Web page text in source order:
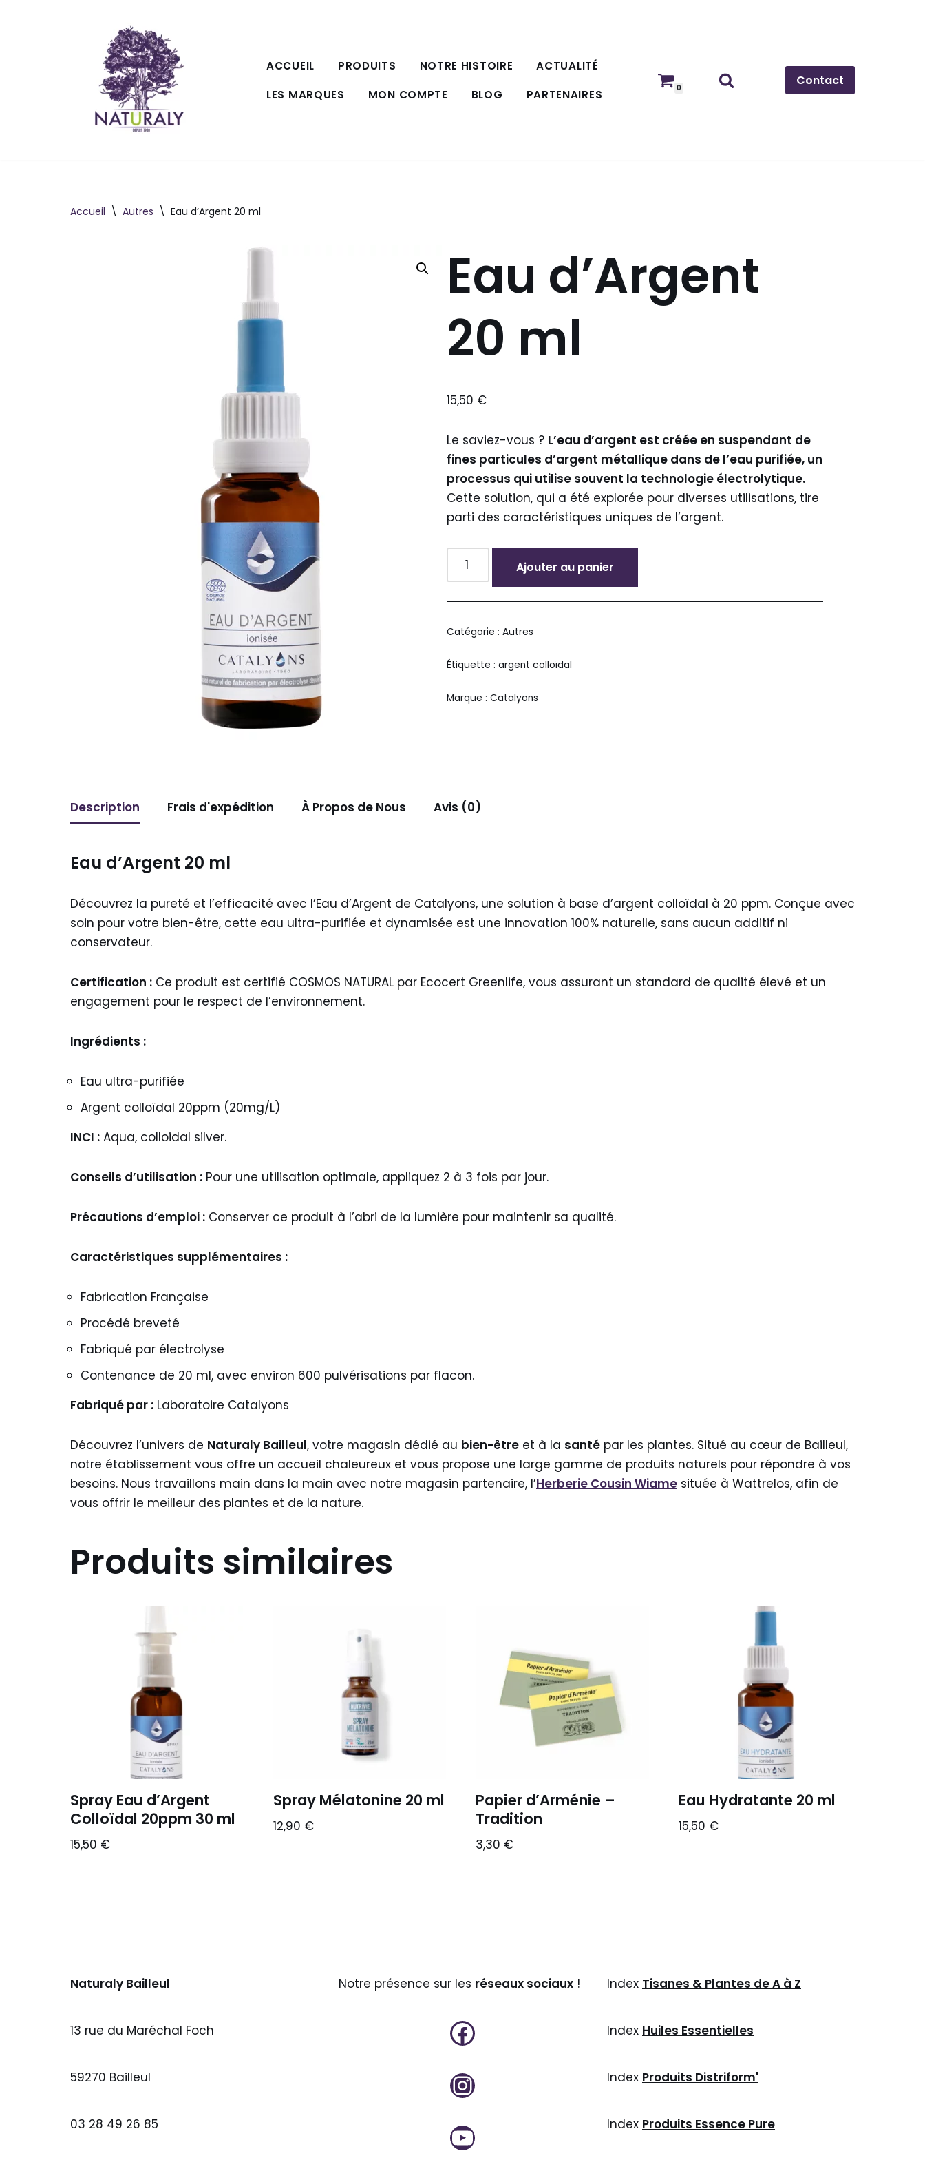
ACCUEIL PRODUITS NOTRE HISTOIRE
ACTUALITÉ
LES MARQUES
MON COMPTE BLOG PARTENAIRES 0 Contact
Accueil \ Autres \ Eau d’Argent 20 ml
Eau d’Argent
20 ml
15,50 €
Le saviez-vous ? L’eau d’argent est créée en suspendant de
fines particules d’argent métallique dans de l’eau purifiée, un
processus qui utilise souvent la technologie électrolytique.
Cette solution, qui a été explorée pour diverses utilisations, tire
parti des caractéristiques uniques de l’argent.
Ajouter au panier
Alternative:
Catégorie :Autres
Étiquette :argent colloïdal
Marque :Catalyons
Description Frais d'expédition À Propos de Nous Avis (0)
Eau d’Argent 20 ml
Découvrez la pureté et l’efficacité avec l’Eau d’Argent de Catalyons, une solution à base d’argent colloïdal à 20 ppm. Conçue avec
soin pour votre bien-être, cette eau ultra-purifiée et dynamisée est une innovation 100% naturelle, sans aucun additif ni
conservateur.
Certification : Ce produit est certifié COSMOS NATURAL par Ecocert Greenlife, vous assurant un standard de qualité élevé et un
engagement pour le respect de l’environnement.
Ingrédients :
Eau ultra-purifiée
Argent colloïdal 20ppm (20mg/L)
INCI : Aqua, colloidal silver.
Conseils d’utilisation : Pour une utilisation optimale, appliquez 2 à 3 fois par jour.
Précautions d’emploi : Conserver ce produit à l’abri de la lumière pour maintenir sa qualité.
Caractéristiques supplémentaires :
Fabrication Française
Procédé breveté
Fabriqué par électrolyse
Contenance de 20 ml, avec environ 600 pulvérisations par flacon.
Fabriqué par : Laboratoire Catalyons
Découvrez l’univers de Naturaly Bailleul, votre magasin dédié au bien-être et à la santé par les plantes. Situé au cœur de Bailleul,
notre établissement vous offre un accueil chaleureux et vous propose une large gamme de produits naturels pour répondre à vos
besoins. Nous travaillons main dans la main avec notre magasin partenaire, l’Herberie Cousin Wiame située à Wattrelos, afin de
vous offrir le meilleur des plantes et de la nature.
Produits similaires
Spray Eau d’Argent
Colloïdal 20ppm 30 ml
15,50 €
Spray Mélatonine 20 ml
12,90 €
Papier d’Arménie –
Tradition
3,30 €
Eau Hydratante 20 ml
15,50 €
Naturaly Bailleul
13 rue du Maréchal Foch
59270 Bailleul
03 28 49 26 85
Notre présence sur les réseaux sociaux ! Index Tisanes & Plantes de A à Z
Index Huiles Essentielles
Index Produits Distriform'
Index Produits Essence Pure